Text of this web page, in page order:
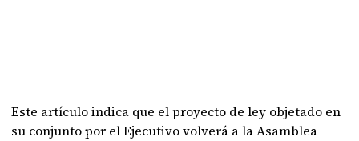
Este artículo indica que el proyecto de ley objetado en
su conjunto por el Ejecutivo volverá a la Asamblea